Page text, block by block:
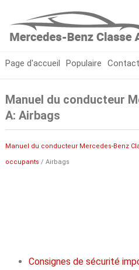
Page d'accueil Populaire
Manuel du conducteur
A: Airbags
Manuel du conducteur Mercedes-Benz
occupants / Airbags
Consignes de sécurité